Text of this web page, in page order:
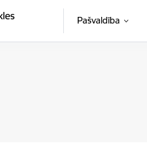
Pašvaldība